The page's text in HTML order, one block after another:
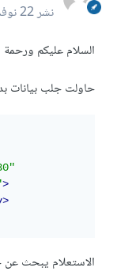
نشر22 نوفمبر 2024
السلام عليكم ورحمة
حاولت جلب بيانات
">
الاستعلام يبحث عن